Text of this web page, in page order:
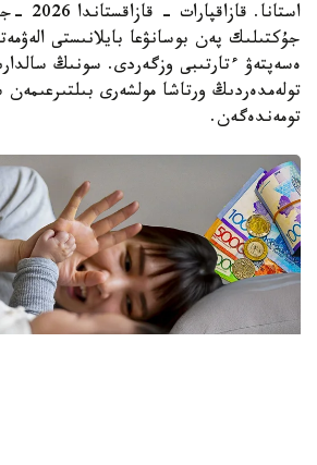
استانا.
جۇكتىلىك پەن بوسانۋعا بايلانىستى
ەسەپتەۋ ءتارتىبى وزگەردى. سونىڭ
تولەمدەردىڭ ورتاشا مولشەرى بىلتىرعىمەن
تومەندەگەن.